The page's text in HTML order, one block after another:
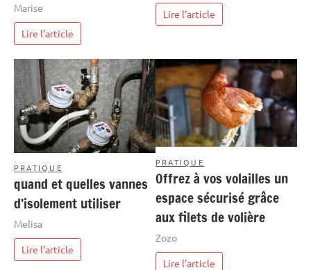
Marise
Lire l'article
Lire l'article
PRATIQUE
quand et quelles vannes
d’isolement utiliser
Melisa
Lire l'article
PRATIQUE
Offrez à vos volailles un
espace sécurisé grâce
aux filets de volière
Zozo
Lire l'article